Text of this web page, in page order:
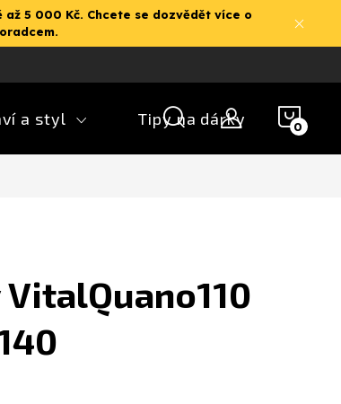
5 000 Kč. Chcete se dozvědět více o
a styl Tipy na dárky